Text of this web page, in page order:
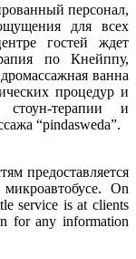
персонал,
для всех
гостей ждет
по Кнейппу,
ванна
процедур и
терапии и
“pindasweda”.
предоставляется
On
service is at clients
for any information